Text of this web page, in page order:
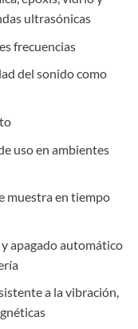
ultrasónicas
frecuencias
del sonido como
uso en ambientes
muestra en tiempo
apagado automático
a la vibración,